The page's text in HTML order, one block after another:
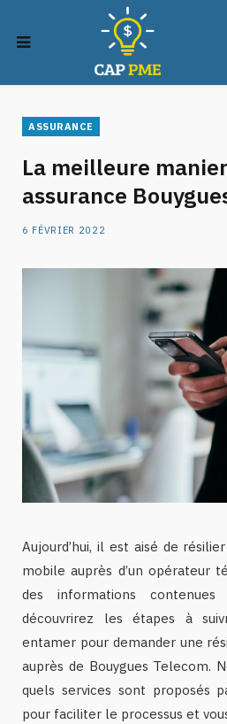
ASSURANCE
La meilleure
assurance
6 FÉVRIER 2022
Aujourd’hui, il est aisé de
mobile auprès d’un opérateur
des informations
découvrirez les étapes à
entamer pour demander une
auprès de Bouygues Telecom.
quels services sont proposés
pour faciliter le processus et